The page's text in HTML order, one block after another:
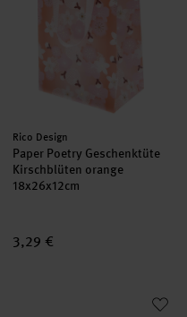
Hersteller:
Rico Design
Paper Poetry Geschenktüte
Kirschblüten orange
18x26x12cm
3,29 €
Paper Poetry